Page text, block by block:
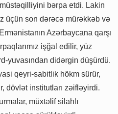
bərpa etdi. Lakin
üçün son dərəcə mürəkkəb və
Azərbaycana qarşı
işğal edilir, yüz
yuvasından didərgin düşürdü.
qeyri-sabitlik hökm sürür,
dövlət institutları zəifləyirdi.
müxtəlif silahlı